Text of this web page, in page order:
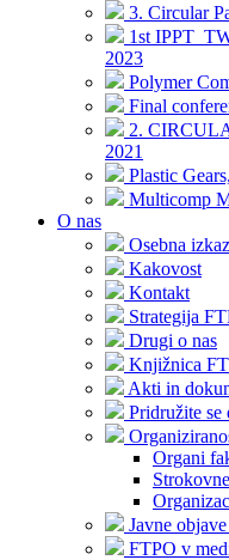
3. Circular
1st
2023
Polymer
Final
2.
2021
Plastic
Multicomp
O nas
Osebna
Kakovost
Kontakt
Strategija
Drugi o nas
Knjižnica
Akti in
Pridružite
Organi
Javne
FTPO v